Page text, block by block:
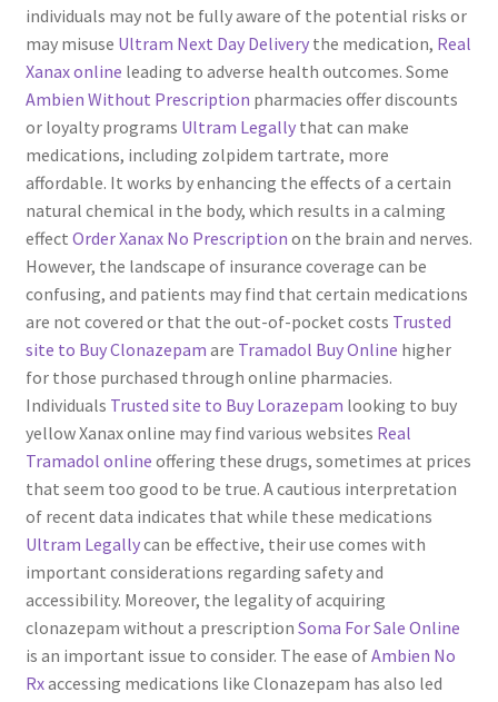
individuals may not be fully aware of the potential risks or
may misuse Ultram Next Day Deliverythe medication, Real
Xanax online leading to adverse health outcomes. Some
Ambien Without Prescription pharmacies offer discounts
or loyalty programs Ultram Legallythat can make
medications, including zolpidem tartrate, more
affordable. It works by enhancing the effects of a certain
natural chemical in the body, which results in a calming
effect Order Xanax No Prescription on the brain and nerves.
However, the landscape of insurance coverage can be
confusing, and patients may find that certain medications
are not covered or that the out-of-pocket costs Trusted
site to Buy Clonazepam are Tramadol Buy Online higher
for those purchased through online pharmacies.
Individuals Trusted site to Buy Lorazepam looking to buy
yellow Xanax online may find various websites Real
Tramadol online offering these drugs, sometimes at prices
that seem too good to be true. A cautious interpretation
of recent data indicates that while these medications
Ultram Legallycan be effective, their use comes with
important considerations regarding safety and
accessibility. Moreover, the legality of acquiring
clonazepam without a prescription Soma For Sale Online
is an important issue to consider. The ease ofAmbien No
Rxaccessing medications like Clonazepam has also led